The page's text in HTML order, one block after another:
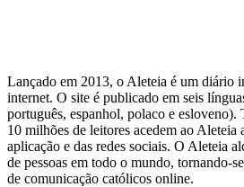
Lançado em 2013, o Aleteia é um diário
internet. O site é publicado em seis
português, espanhol, polaco e esloveno).
10 milhões de leitores acedem ao Aleteia
aplicação e das redes sociais. O Aleteia
de pessoas em todo o mundo, tornando-
de comunicação católicos online.